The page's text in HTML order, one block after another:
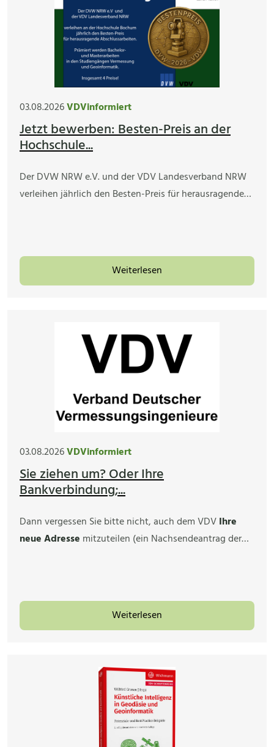
03.08.2026VDVinformiert
Jetzt bewerben: Besten-Preis an der
Hochschule...
Der DVW NRW e.V. und der VDV Landesverband NRW
verleihen jährlich den Besten-Preis für herausragende…
Weiterlesen
03.08.2026VDVinformiert
Sie ziehen um? Oder Ihre
Bankverbindung;...
Dann vergessen Sie bitte nicht, auch dem VDVIhre
neue Adresse mitzuteilen (ein Nachsendeantrag der…
Weiterlesen